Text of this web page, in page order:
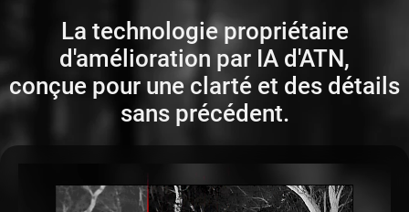
La technologie propriétaire
d'amélioration par IA d'ATN,
conçue pour une clarté et des détails
sans précédent.